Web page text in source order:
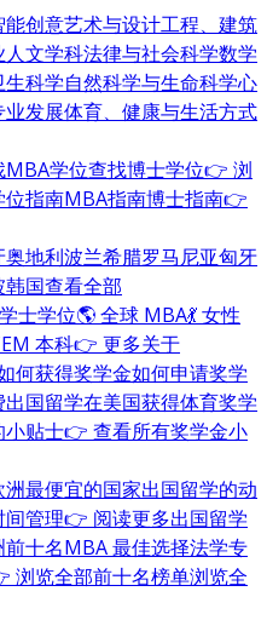
能创意艺术与设计工程、建筑
人文学科法律与社会科学数学
生科学自然科学与生命科学心
发展体育、健康与生活方式
MBA学位查找博士学位👉 浏
位指南MBA指南博士指南👉
奥地利波兰希腊罗马尼亚匈牙
韩国查看全部
士学位🌎 全球 MBA💃 女性
本科👉 更多关于
何获得奖学金如何申请奖学
国留学在美国获得体育奖学
小贴士👉 查看所有奖学金小
洲最便宜的国家出国留学的动
管理👉 阅读更多出国留学
前十名MBA 最佳选择法学专
浏览全部前十名榜单浏览全